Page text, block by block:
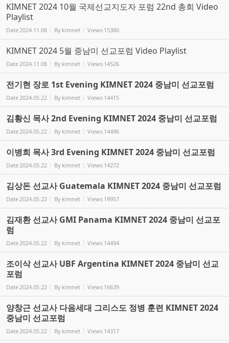
KIMNET 2024 10월 국제선교지도자 포럼 22nd 총회 Video
Playlist
Date 2024.11.08 By kimnet Views 15380
KIMNET 2024 5월 중남미 선교포럼 Video Playlist
Date 2024.11.08 By kimnet Views 14526
전기현 장로 1st Evening KIMNET 2024 중남미 선교포럼
Date 2024.05.22 By kimnet Views 14415
김황신 목사 2nd Evening KIMNET 2024 중남미 선교포럼
Date 2024.05.22 By kimnet Views 14496
이병희 목사 3rd Evening KIMNET 2024 중남미 선교포럼
Date 2024.05.22 By kimnet Views 14272
김상돈 선교사 Guatemala KIMNET 2024 중남미 선교포럼
Date 2024.05.22 By kimnet Views 19957
김재환 선교사 GMI Panama KIMNET 2024 중남미 선교포
럼
Date 2024.05.22 By kimnet Views 14494
조이삭 선교사 UBF Argentina KIMNET 2024 중남미 선교
포럼
Date 2024.05.22 By kimnet Views 16639
양창근 선교사 다음세대 그리스도 정병 훈련 KIMNET 2024
중남미 선교포럼
Date 2024.05.22 By kimnet Views 14317